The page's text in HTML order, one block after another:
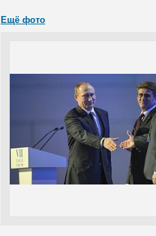
Ещё фото